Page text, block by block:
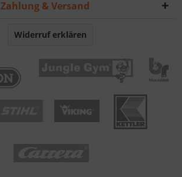
Zahlung & Versand
Widerruf erklären